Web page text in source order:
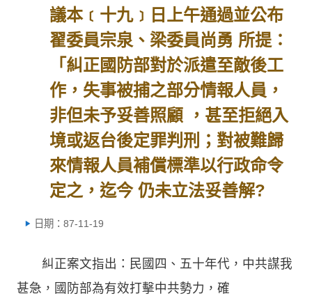
議本﹝十九﹞日上午通過並公布
翟委員宗泉、梁委員尚勇 所提：
「糾正國防部對於派遣至敵後工
作，失事被捕之部分情報人員，
非但未予妥善照顧 ，甚至拒絕入
境或返台後定罪判刑；對被難歸
來情報人員補償標準以行政命令
定之，迄今 仍未立法妥善解?
日期：87-11-19
糾正案文指出：民國四、五十年代，中共謀我
甚急，國防部為有效打擊中共勢力，確